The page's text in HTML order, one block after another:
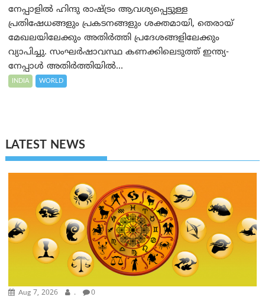
നേപ്പാളിൽ ഹിന്ദു രാഷ്ട്രം ആവശ്യപ്പെട്ടുള്ള
പ്രതിഷേധങ്ങളും പ്രകടനങ്ങളും ശക്തമായി, തെരായ്
മേഖലയിലേക്കും അതിർത്തി പ്രദേശങ്ങളിലേക്കും
വ്യാപിച്ചു. സംഘർഷാവസ്ഥ കണക്കിലെടുത്ത് ഇന്ത്യ-
നേപ്പാൾ അതിർത്തിയിൽ...
INDIA WORLD
LATEST NEWS
Aug 7, 2026 . 0